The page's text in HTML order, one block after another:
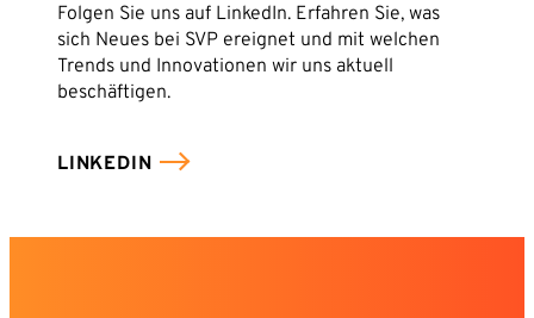
Folgen Sie uns auf LinkedIn. Erfahren Sie, was
sich Neues bei SVP ereignet und mit welchen
Trends und Innovationen wir uns aktuell
beschäftigen.
LINKEDIN